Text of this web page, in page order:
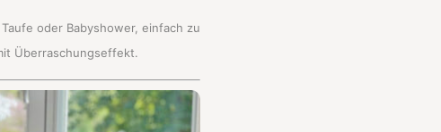
oder Babyshower, einfach zu
Überraschungseffekt.